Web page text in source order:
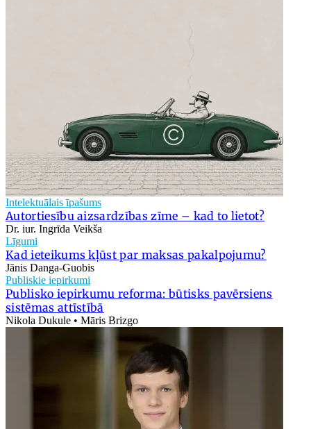
Intelektuālais īpašums
Autortiesību aizsardzības zīme – kad to lietot?
Dr. iur. Ingrīda Veikša
Līgumi
Kad ieteikums kļūst par maksas pakalpojumu?
Jānis Danga-Guobis
Publiskie iepirkumi
Publisko iepirkumu reforma: būtisks pavērsiens
sistēmas attīstībā
Nikola Dukule • Māris Brizgo